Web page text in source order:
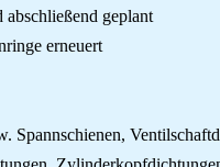
geplant
erneuert
Spannschienen,